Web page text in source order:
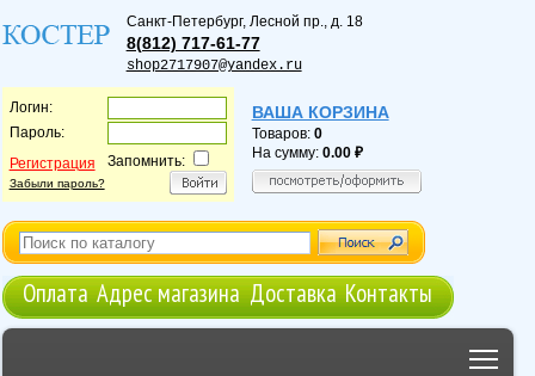
Санкт-Петербург, Лесной пр., д. 18
8(812) 717-61-77
shop2717907@yandex.ru
Логин:
Пароль:
Регистрация
Забыли пароль?
Запомнить:
ВАША КОРЗИНА
Товаров: 0
На сумму: 0.00
Оплата Адрес магазина Доставка Контакты